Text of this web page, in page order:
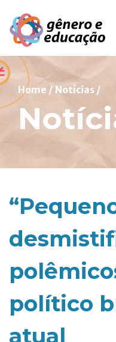
Pular
para
o
conteúdo
Home / Notícias /
político
atual